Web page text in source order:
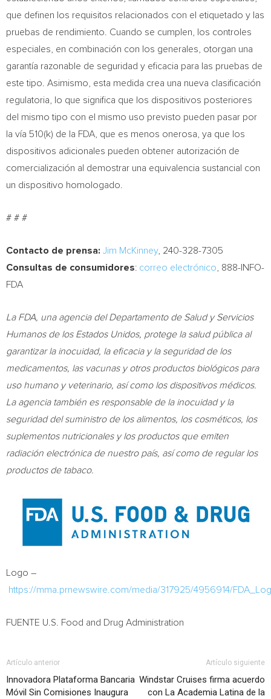
que definen los requisitos relacionados con el etiquetado y las
pruebas de rendimiento. Cuando se cumplen, los controles
especiales, en combinación con los generales, otorgan una
garantía razonable de seguridad y eficacia para las pruebas de
este tipo. Asimismo, esta medida crea una nueva clasificación
regulatoria, lo que significa que los dispositivos posteriores
del mismo tipo con el mismo uso previsto pueden pasar por
la vía 510(k) de la FDA, que es menos onerosa, ya que los
dispositivos adicionales pueden obtener autorización de
comercialización al demostrar una equivalencia sustancial con
un dispositivo homologado.
# # #
Contacto de prensa: Jim McKinney, 240-328-7305
Consultas de consumidores: correo electrónico , 888-INFO-
FDA
La FDA, una agencia del Departamento de Salud y Servicios
Humanos de los Estados Unidos, protege la salud pública al
garantizar la inocuidad, la eficacia y la seguridad de los
medicamentos, las vacunas y otros productos biológicos para
uso humano y veterinario, así como los dispositivos médicos.
La agencia también es responsable de la inocuidad y la
seguridad del suministro de los alimentos, los cosméticos, los
suplementos nutricionales y los productos que emiten
radiación electrónica de nuestro país, así como de regular los
productos de tabaco.
Logo –
https://mma.prnewswire.com/media/317925/4956914/
FUENTE U.S. Food and Drug Administration
Artículo anterior
Innovadora Plataforma Bancaria
Móvil Sin Comisiones Inaugura
Artículo siguiente
Windstar Cruises firma acuerdo
con La Academia Latina de la